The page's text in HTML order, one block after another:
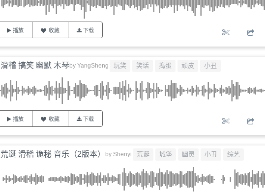
播放 收藏 下载
滑稽 搞笑 幽默 木琴by YangSheng 玩笑 笑话 捣蛋 顽皮 小丑
播放 收藏 下载
荒诞 滑稽 诡秘 音乐（2版本） by Shenyi 荒诞 城堡 幽灵 小丑 综艺